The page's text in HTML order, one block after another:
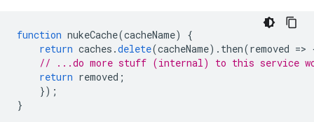
function nukeCache(cacheName)
{
return caches .delete(cacheName). then(removed =>
// ...do more stuff (internal) to this service
return removed ;
});
}